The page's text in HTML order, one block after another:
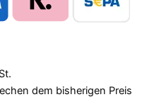
dem bisherigen Preis